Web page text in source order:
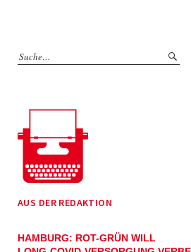
AUS DER REDAKTION
HAMBURG: ROT-GRÜN WILL